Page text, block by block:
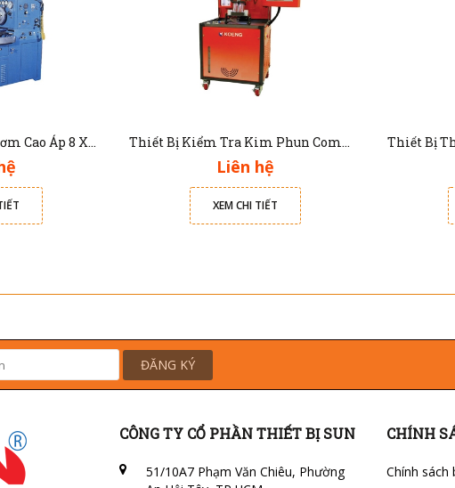
Thiết Bị Cân Chỉnh Bơm Cao Áp 8 Xy Lanh DNB-103W Thiết Bị Kiểm Tra Kim Phun Common Rail Diesel CRDI-100
Liên hệ
XEM CHI TIẾT
ĐĂNG KÝ
CÔNG TY CỔ PHẦN THIẾT BỊ SUN
51/10A7 Phạm Văn Chiêu, Phường
CHÍNH
Chính sách